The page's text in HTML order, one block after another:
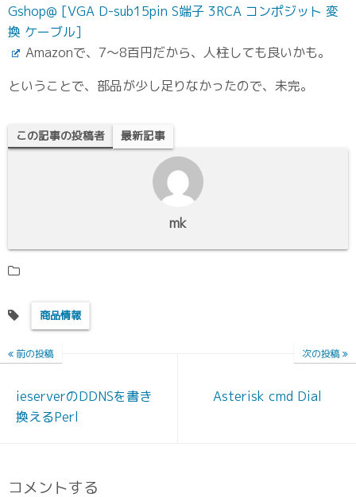
Gshop@ [VGA D-sub15pin S端子 3RCA コンポジット 変
換 ケーブル]
Amazonで、7～8百円だから、人柱しても良いかも。
ということで、部品が少し足りなかったので、未完。
この記事の投稿者 最新記事
mk
商品情報
前の投稿
ieserverのDDNSを書き
換えるPerl
次の投稿
Asterisk cmd Dial
コメントする